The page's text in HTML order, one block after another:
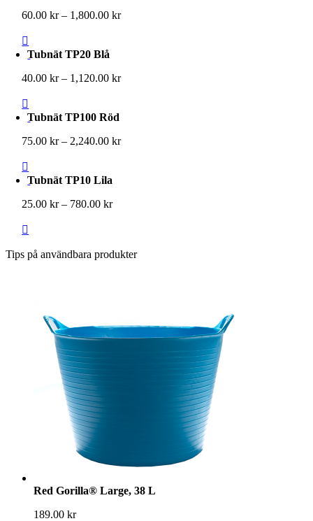
60.00kr – 1,800.00krPrisintervall:
Tubnät TP20 Blå
40.00kr – 1,120.00krPrisintervall:
Tubnät TP100 Röd
75.00kr – 2,240.00krPrisintervall:
Tubnät TP10 Lila
25.00kr – 780.00krPrisintervall:
Tips på användbara produkter
Red Gorilla® Large, 38 L
189.00 kr